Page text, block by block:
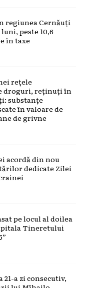
regiunea Cernăuți
peste 10,6
în taxe
rețele
droguri, reținuți în
substanțe
în valoare de
de grivne
acordă din nou
dedicate Zilei
pe locul al doilea
Tineretului
a zi consecutiv,